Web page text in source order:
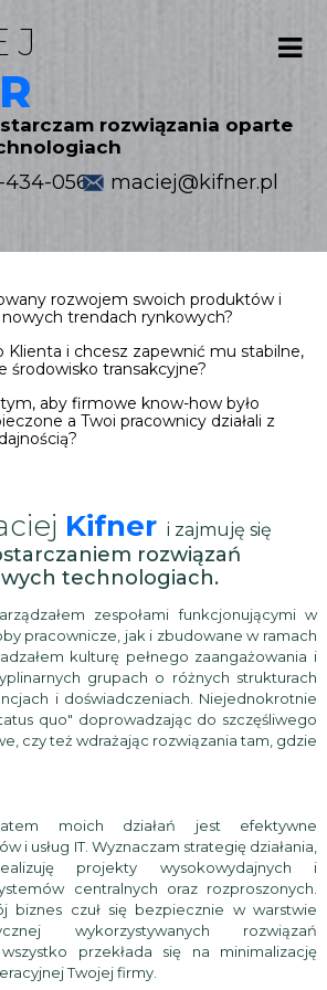
rozwiązania oparte
434-056 maciej@kifner.pl
rozwojem swoich produktów i
nowych trendach rynkowych?
Klienta i chcesz zapewnić mu stabilne,
środowisko transakcyjne?
aby firmowe know-how było
a Twoi pracownicy działali z
Kifner i zajmuję się
rozwiązań
technologiach.
zespołami funkcjonującymi w
pracownicze, jak i zbudowane w ramach
kulturę pełnego zaangażowania i
grupach o różnych strukturach
i doświadczeniach. Niejednokrotnie
quo" doprowadzając do szczęśliwego
czy też wdrażając rozwiązania tam, gdzie
moich działań jest efektywne
i usług IT. Wyznaczam strategię działania,
projekty wysokowydajnych i
centralnych oraz rozproszonych.
biznes czuł się bezpiecznie w warstwie
wykorzystywanych rozwiązań
przekłada się na minimalizację
Twojej firmy.